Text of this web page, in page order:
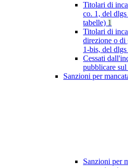
Titolari di
co. 1, del
tabelle) 1
Titolari di
direzione o di
1-bis, del
Cessati
pubblicare
Sanzioni per
Sanzioni per